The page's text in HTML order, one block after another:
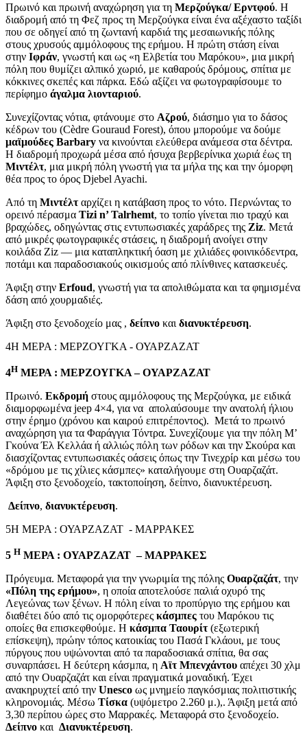
Πρωινό και πρωινή αναχώρηση για τη Μερζούγκα/ Ερντφού. Η
διαδρομή από τη Φεζ προς τη Μερζούγκα είναι ένα αξέχαστο ταξίδι
που σε οδηγεί από τη ζωντανή καρδιά της μεσαιωνικής πόλης
στους χρυσούς αμμόλοφους της ερήμου. Η πρώτη στάση είναι
στην Ιφράν, γνωστή και ως «η Ελβετία του Μαρόκου», μια μικρή
πόλη που θυμίζει αλπικό χωριό, με καθαρούς δρόμους, σπίτια με
κόκκινες σκεπές και πάρκα. Εδώ αξίζει να φωτογραφίσουμε το
περίφημο άγαλμα λιονταριού.
Συνεχίζοντας νότια, φτάνουμε στο Αζρού, διάσημο για το δάσος
κέδρων του (Cèdre Gouraud Forest), όπου μπορούμε να δούμε
μαϊμούδες Barbary να κινούνται ελεύθερα ανάμεσα στα δέντρα.
Η διαδρομή προχωρά μέσα από ήσυχα βερβερίνικα χωριά έως τη
Μιντέλτ, μια μικρή πόλη γνωστή για τα μήλα της και την όμορφη
θέα προς το όρος Djebel Ayachi.
Από τη Μιντέλταρχίζει η κατάβαση προς το νότο. Περνώντας το
ορεινό πέρασμα Tizi n’ Talrhemt, το τοπίο γίνεται πιο τραχύ και
βραχώδες, οδηγώντας στις εντυπωσιακές χαράδρες της Ziz. Μετά
από μικρές φωτογραφικές στάσεις, η διαδρομή ανοίγει στην
κοιλάδα Ziz — μια καταπληκτική όαση με χιλιάδες φοινικόδεντρα,
ποτάμι και παραδοσιακούς οικισμούς από πλίνθινες κατασκευές.
Άφιξη στην Erfoud, γνωστή για τα απολιθώματα και τα φημισμένα
δάση από χουρμαδιές.
Άφιξη στο ξενοδοχείο μας , δείπνο και διανυκτέρευση.
4Η ΜΕΡΑ : ΜΕΡΖΟΥΓΚΑ - ΟΥΑΡΖΑΖΑΤ
4Η ΜΕΡΑ : ΜΕΡΖΟΥΓΚΑ – ΟΥΑΡΖΑΖΑΤ
Πρωινό. Εκδρομή στους αμμόλοφους της Μερζούγκα, με ειδικά
διαμορφωμένα jeep 4×4, για να απολαύσουμε την ανατολή ήλιου
στην έρημο (χρόνου και καιρού επιτρέποντος). Μετά το πρωινό
αναχώρηση για τα Φαράγγια Τόντρα. Συνεχίζουμε για την πόλη Μ’
Γκούνα Έλ Κελλάα ή αλλιώς πόλη των ρόδων και την Σκούρα και
διασχίζοντας εντυπωσιακές οάσεις όπως την Τινεχρίρ και μέσω του
«δρόμου με τις χίλιες κάσμπες» καταλήγουμε στη Ουαρζαζάτ.
Άφιξη στο ξενοδοχείο, τακτοποίηση, δείπνο, διανυκτέρευση.
Δείπνο, διανυκτέρευση.
5Η ΜΕΡΑ : ΟΥΑΡΖΑΖΑΤ - ΜΑΡΡΑΚΕΣ
5 Η ΜΕΡΑ : ΟΥΑΡΖΑΖΑΤ – ΜΑΡΡΑΚΕΣ
Πρόγευμα. Μεταφορά για την γνωριμία της πόλης Ουαρζαζάτ, την
«Πύλη της ερήμου», η οποία αποτελούσε παλιά οχυρό της
Λεγεώνας των ξένων. Η πόλη είναι το προπύργιο της ερήμου και
διαθέτει δύο από τις ομορφότερες κάσμπες του Μαρόκου τις
οποίες θα επισκεφθούμε. Η κάσμπα Ταουρίτ(εξωτερική
επίσκεψη), πρώην τόπος κατοικίας του Πασά Γκλάουι, με τους
πύργους που υψώνονται από τα παραδοσιακά σπίτια, θα σας
συναρπάσει. Η δεύτερη κάσμπα, η Αϊτ Μπενχάντου απέχει 30 χλμ
από την Ουαρζαζάτ και είναι πραγματικά μοναδική. Έχει
ανακηρυχτεί από την Unesco ως μνημείο παγκόσμιας πολιτιστικής
κληρονομιάς. Μέσω Τίσκα (υψόμετρο 2.260 μ.),. Άφιξη μετά από
3,30 περίπου ώρες στο Μαρρακές. Μεταφορά στο ξενοδοχείο.
Δείπνο και Διανυκτέρευση.